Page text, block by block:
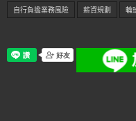
自行負擔業務風險
薪資規劃 輪